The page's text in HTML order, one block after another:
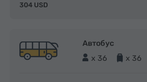
304 USD
Автобус
x 36
x 36